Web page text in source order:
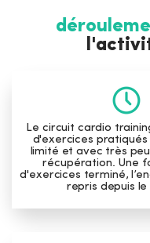
Le circuit cardio
d'exercices pratiqués
limité et avec très
récupération. Une
d'exercices terminé,
repris depuis le